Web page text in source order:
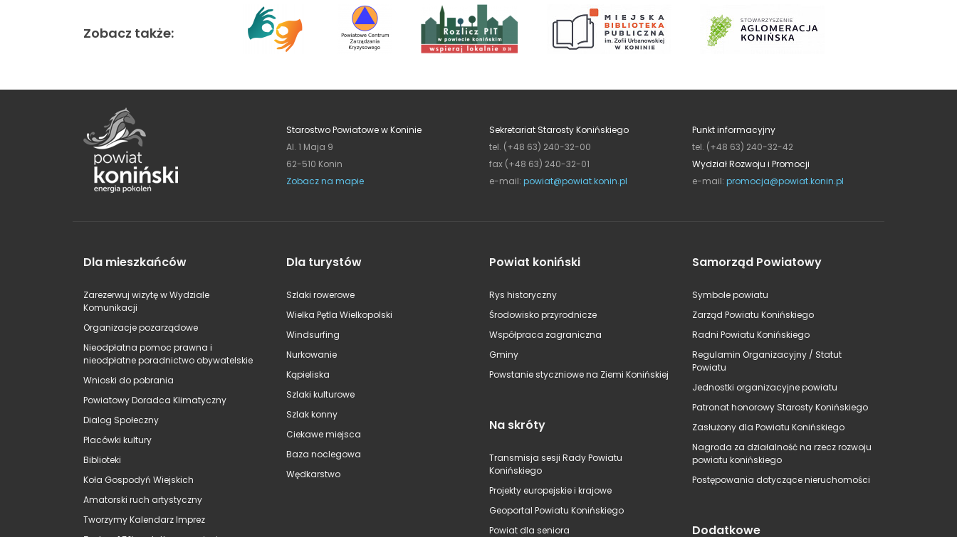
Zobacz także:
Starostwo Powiatowe w Koninie
Al. 1 Maja 9
62-510 Konin
Zobacz na mapie
Sekretariat Starosty Konińskiego
tel. (+48 63) 240-32-00
fax (+48 63) 240-32-01
e-mail: powiat@powiat.konin.pl
Punkt informacyjny
tel. (+48 63) 240-32-42
Wydział Rozwoju i Promocji
e-mail: promocja@powiat.konin.pl
Dla mieszkańców
Zarezerwuj wizytę w Wydziale
Komunikacji
Organizacje pozarządowe
Nieodpłatna pomoc prawna i
nieodpłatne poradnictwo obywatelskie
Wnioski do pobrania
Powiatowy Doradca Klimatyczny
Dialog Społeczny
Placówki kultury
Biblioteki
Koła Gospodyń Wiejskich
Amatorski ruch artystyczny
Tworzymy Kalendarz Imprez
Dla turystów
Szlaki rowerowe
Wielka Pętla Wielkopolski
Windsurfing
Nurkowanie
Kąpieliska
Szlaki kulturowe
Szlak konny
Ciekawe miejsca
Baza noclegowa
Wędkarstwo
Powiat koniński
Rys historyczny
Środowisko przyrodnicze
Współpraca zagraniczna
Gminy
Powstanie styczniowe na Ziemi Konińskiej
Na skróty
Transmisja sesji Rady Powiatu
Konińskiego
Projekty europejskie i krajowe
Geoportal Powiatu Konińskiego
Powiat dla seniora
Samorząd Powiatowy
Symbole powiatu
Zarząd Powiatu Konińskiego
Radni Powiatu Konińskiego
Regulamin Organizacyjny / Statut
Powiatu
Jednostki organizacyjne powiatu
Patronat honorowy Starosty Konińskiego
Zasłużony dla Powiatu Konińskiego
Nagroda za działalność na rzecz rozwoju
powiatu konińskiego
Postępowania dotyczące nieruchomości
Dodatkowe